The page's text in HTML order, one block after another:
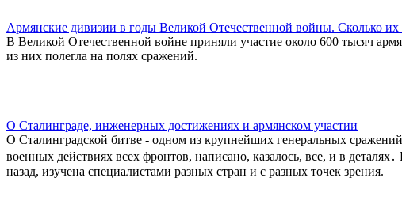
Армянские дивизии в годы Великой Отечественной войны. Сколько их
В Великой Отечественной войне приняли участие около 600 тысяч
из них полегла на полях сражений.
О Сталинграде, инженерных достижениях и армянском участии
О Сталинградской битве - одном из крупнейших генеральных
военных действиях всех фронтов, написано, казалось, все, и в
назад, изучена специалистами разных стран и с разных точек зрения.